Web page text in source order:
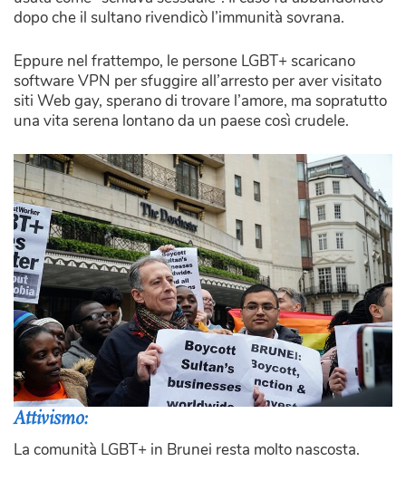
dopo che il sultano rivendicò l’immunità sovrana.
Eppure nel frattempo, le persone LGBT+ scaricano
software VPN per sfuggire all’arresto per aver visitato
siti Web gay, sperano di trovare l’amore, ma sopratutto
una vita serena lontano da un paese così crudele.
Attivismo:
La comunità LGBT+ in Brunei resta molto nascosta.